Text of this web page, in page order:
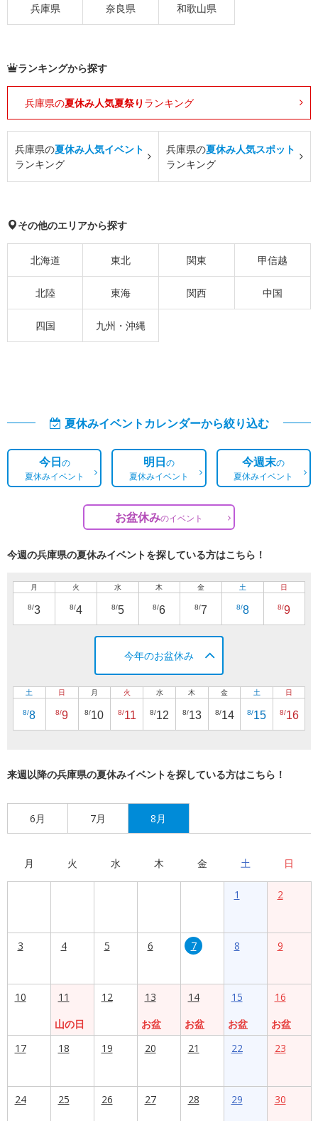
兵庫県 奈良県 和歌山県
ランキングから探す
兵庫県の夏休み人気夏祭り ランキング
兵庫県の夏休み人気イベント
ランキング
兵庫県の夏休み人気スポット
ランキング
その他のエリアから探す
北海道 東北 関東 甲信越
北陸 東海 関西 中国
四国 九州・沖縄
夏休みイベントカレンダーから絞り込む
今日の
夏休みイベント
明日の
夏休みイベント
今週末の
夏休みイベント
お盆休みのイベント
今週の兵庫県の夏休みイベントを探している方はこちら！
月
8/3
火
8/4
水
8/5
木
8/6
金
8/7
土
8/8
日
8/9
今年のお盆休み
土
8/8
日
8/9
月
8/10
火
8/11
水
8/12
木
8/13
金
8/14
土
8/15
日
8/16
来週以降の兵庫県の夏休みイベントを探している方はこちら！
6月 7月 8月
月 火 水 木 金 土 日
1 2
3 4 5 6 7 8 9
10
11
山の日
12
13
お盆
14
お盆
15
お盆
16
お盆
17
18 19 20 21 22 23
24 25 26 27 28 29 30